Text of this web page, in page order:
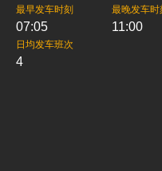
最早发车时刻
07:05
最晚发车时
11:00
日均发车班次
4